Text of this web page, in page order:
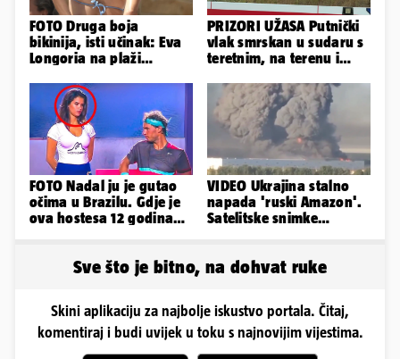
FOTO Druga boja
bikinija, isti učinak: Eva
Longoria na plaži
obline
PRIZORI UŽASA Putnički
vlak smrskan u sudaru s
teretnim, na terenu i
FOTO Nadal ju je gutao
očima u Brazilu. Gdje je
ova hostesa 12 godina
VIDEO Ukrajina stalno
napada 'ruski Amazon'.
Satelitske snimke
Sve što je bitno, na dohvat ruke
Skini aplikaciju za najbolje iskustvo portala. Čitaj,
komentiraj i budi uvijek u toku s najnovijim vijestima.